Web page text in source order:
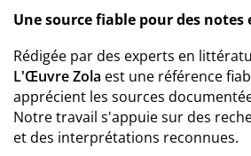
Une source fiable pour des notes
Rédigée par des experts en
L'Œuvre Zola est une référence
apprécient les sources
Notre travail s'appuie sur des
et des interprétations reconnues.